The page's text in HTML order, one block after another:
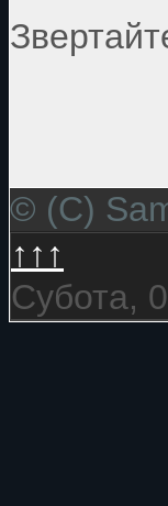
© (C)
↑↑↑
Субота,